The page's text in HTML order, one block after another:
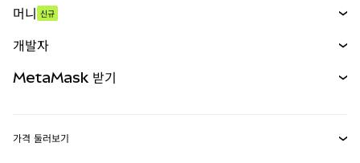
무기한 선물
실물자산
머니 신규
개발자
MetaMask 받기
가격 둘러보기